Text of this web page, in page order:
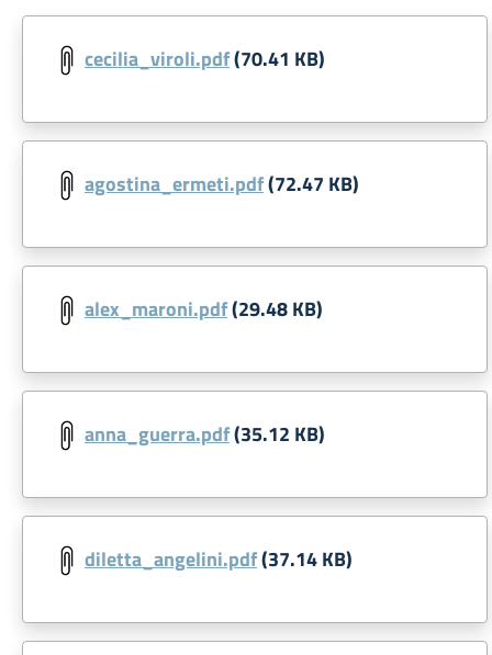
cecilia_viroli.pdf(70.41 KB)
agostina_ermeti.pdf(72.47 KB)
alex_maroni.pdf(29.48 KB)
anna_guerra.pdf(35.12 KB)
diletta_angelini.pdf(37.14 KB)